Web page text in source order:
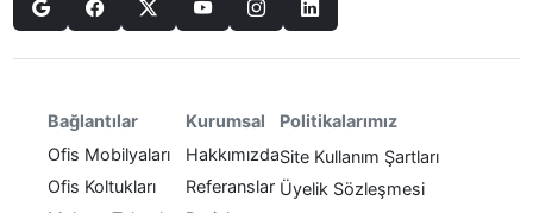
Bağlantılar
Ofis Mobilyaları
Ofis Koltukları
Kurumsal
Hakkımızda
Referanslar
Politikalarımız
Site Kullanım Şartları
Üyelik Sözleşmesi